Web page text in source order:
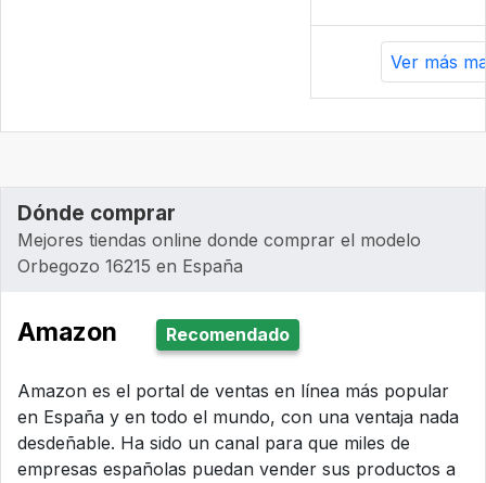
Ver más
Dónde comprar
Mejores tiendas online donde comprar el modelo
Orbegozo 16215 en España
Amazon Recomendado
Amazon es el portal de ventas en línea más popular
en España y en todo el mundo, con una ventaja nada
desdeñable. Ha sido un canal para que miles de
empresas españolas puedan vender sus productos a